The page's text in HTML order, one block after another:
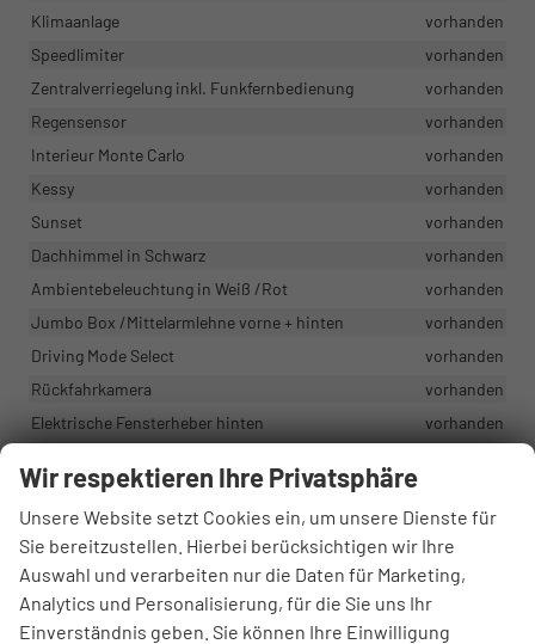
Klimaanlage
vorhanden
Speedlimiter
vorhanden
Zentralverriegelung inkl. Funkfernbedienung
vorhanden
Regensensor
vorhanden
Interieur Monte Carlo
vorhanden
Kessy
vorhanden
Sunset
vorhanden
Dachhimmel in Schwarz
vorhanden
Ambientebeleuchtung in Weiß /Rot
vorhanden
Jumbo Box /Mittelarmlehne vorne + hinten
vorhanden
Driving Mode Select
vorhanden
Rückfahrkamera
vorhanden
Elektrische Fensterheber hinten
vorhanden
Automatische Innenspiegelabblendung
Zwei-Speichen-Multi Lederlenkrad
vorhanden
Geschwindigkeitsregelanlage
vorhanden
vorhanden
Lautsprecher hinter (4Stk.)
Wir respektieren Ihre Privatsphäre
Unsere Website setzt Cookies ein, um unsere Dienste für
Sie bereitzustellen. Hierbei berücksichtigen wir Ihre
Auswahl und verarbeiten nur die Daten für Marketing,
Analytics und Personalisierung, für die Sie uns Ihr
Einverständnis geben. Sie können Ihre Einwilligung